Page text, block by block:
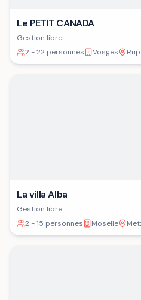
Le PETIT CANADA
Gestion libre
2 - 22 personnes
Vosges
La villa Alba
Gestion libre
2 - 15 personnes
Moselle